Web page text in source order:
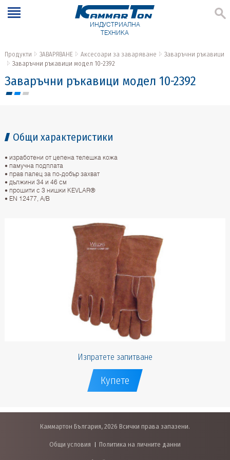
ИНДУСТРИАЛНА
ТЕХНИКА
Продукти ЗАВАРЯВАНЕ Аксесоари за заваряване
Заваръчни ръкавици
Заваръчни ръкавици модел 10-2392
Заваръчни ръкавици модел 10-2392
Общи характеристики
• изработени от цепена телешка кожа
• памучна подплата
• прав палец за по-добър захват
• дължини 34 и 46 см
• прошити с 3 нишки KEVLAR®
• EN 12477, A/В
Изпратете запитване
Купете
Каммартон България, 2026 Всички права запазени.
Общи условия Политика на личните данни